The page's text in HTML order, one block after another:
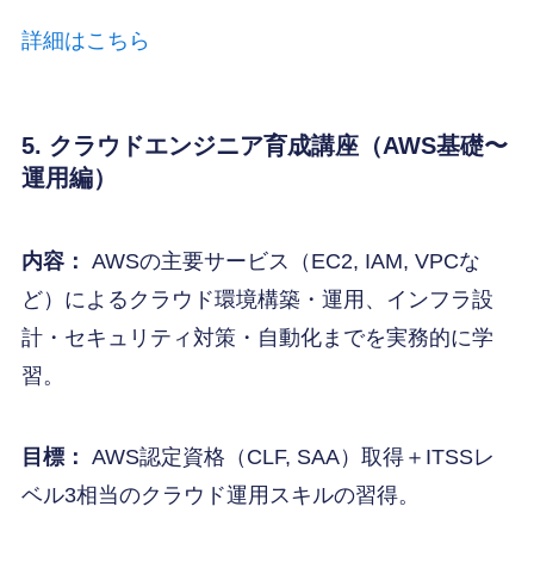
詳細はこちら
5. クラウドエンジニア育成講座（AWS基礎〜
運用編）
内容： AWSの主要サービス（EC2, IAM, VPCな
ど）によるクラウド環境構築・運用、インフラ設
計・セキュリティ対策・自動化までを実務的に学
習。
目標： AWS認定資格（CLF, SAA）取得＋ITSSレ
ベル3相当のクラウド運用スキルの習得。